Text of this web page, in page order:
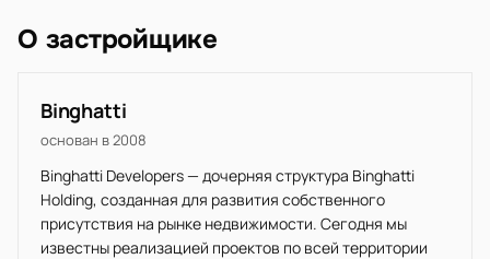
О застройщике
Binghatti
основан в 2008
Binghatti Developers — дочерняя структура Binghatti
Holding, созданная для развития собственного
присутствия на рынке недвижимости. Сегодня мы
известны реализацией проектов по всей территории